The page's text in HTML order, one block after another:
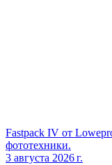
Fastpack IV от
фототехники.
3 августа 2026 г.